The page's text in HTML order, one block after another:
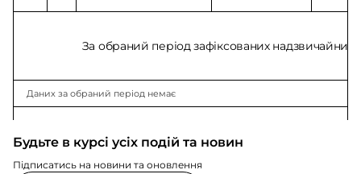
За обраний період зафіксованих надзвичайних
Даних за обраний період немає
Будьте в курсі усіх подій та новин
Підписатись на новини та оновлення